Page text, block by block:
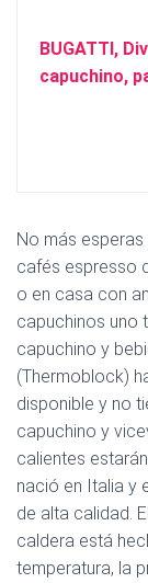
BUGATTI,
capuchino,
No más
cafés espresso
o en casa con
capuchinos uno
capuchino y
(Thermoblock)
disponible y no
capuchino y
calientes
nació en Italia y
de alta calidad.
caldera está
temperatura, la